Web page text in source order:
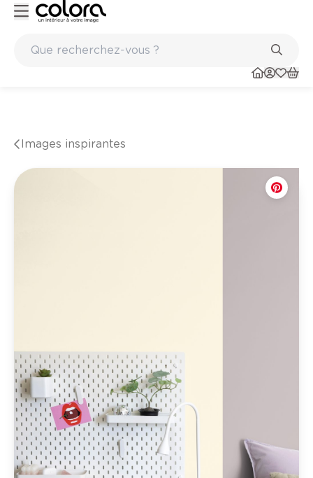
Images inspirantes